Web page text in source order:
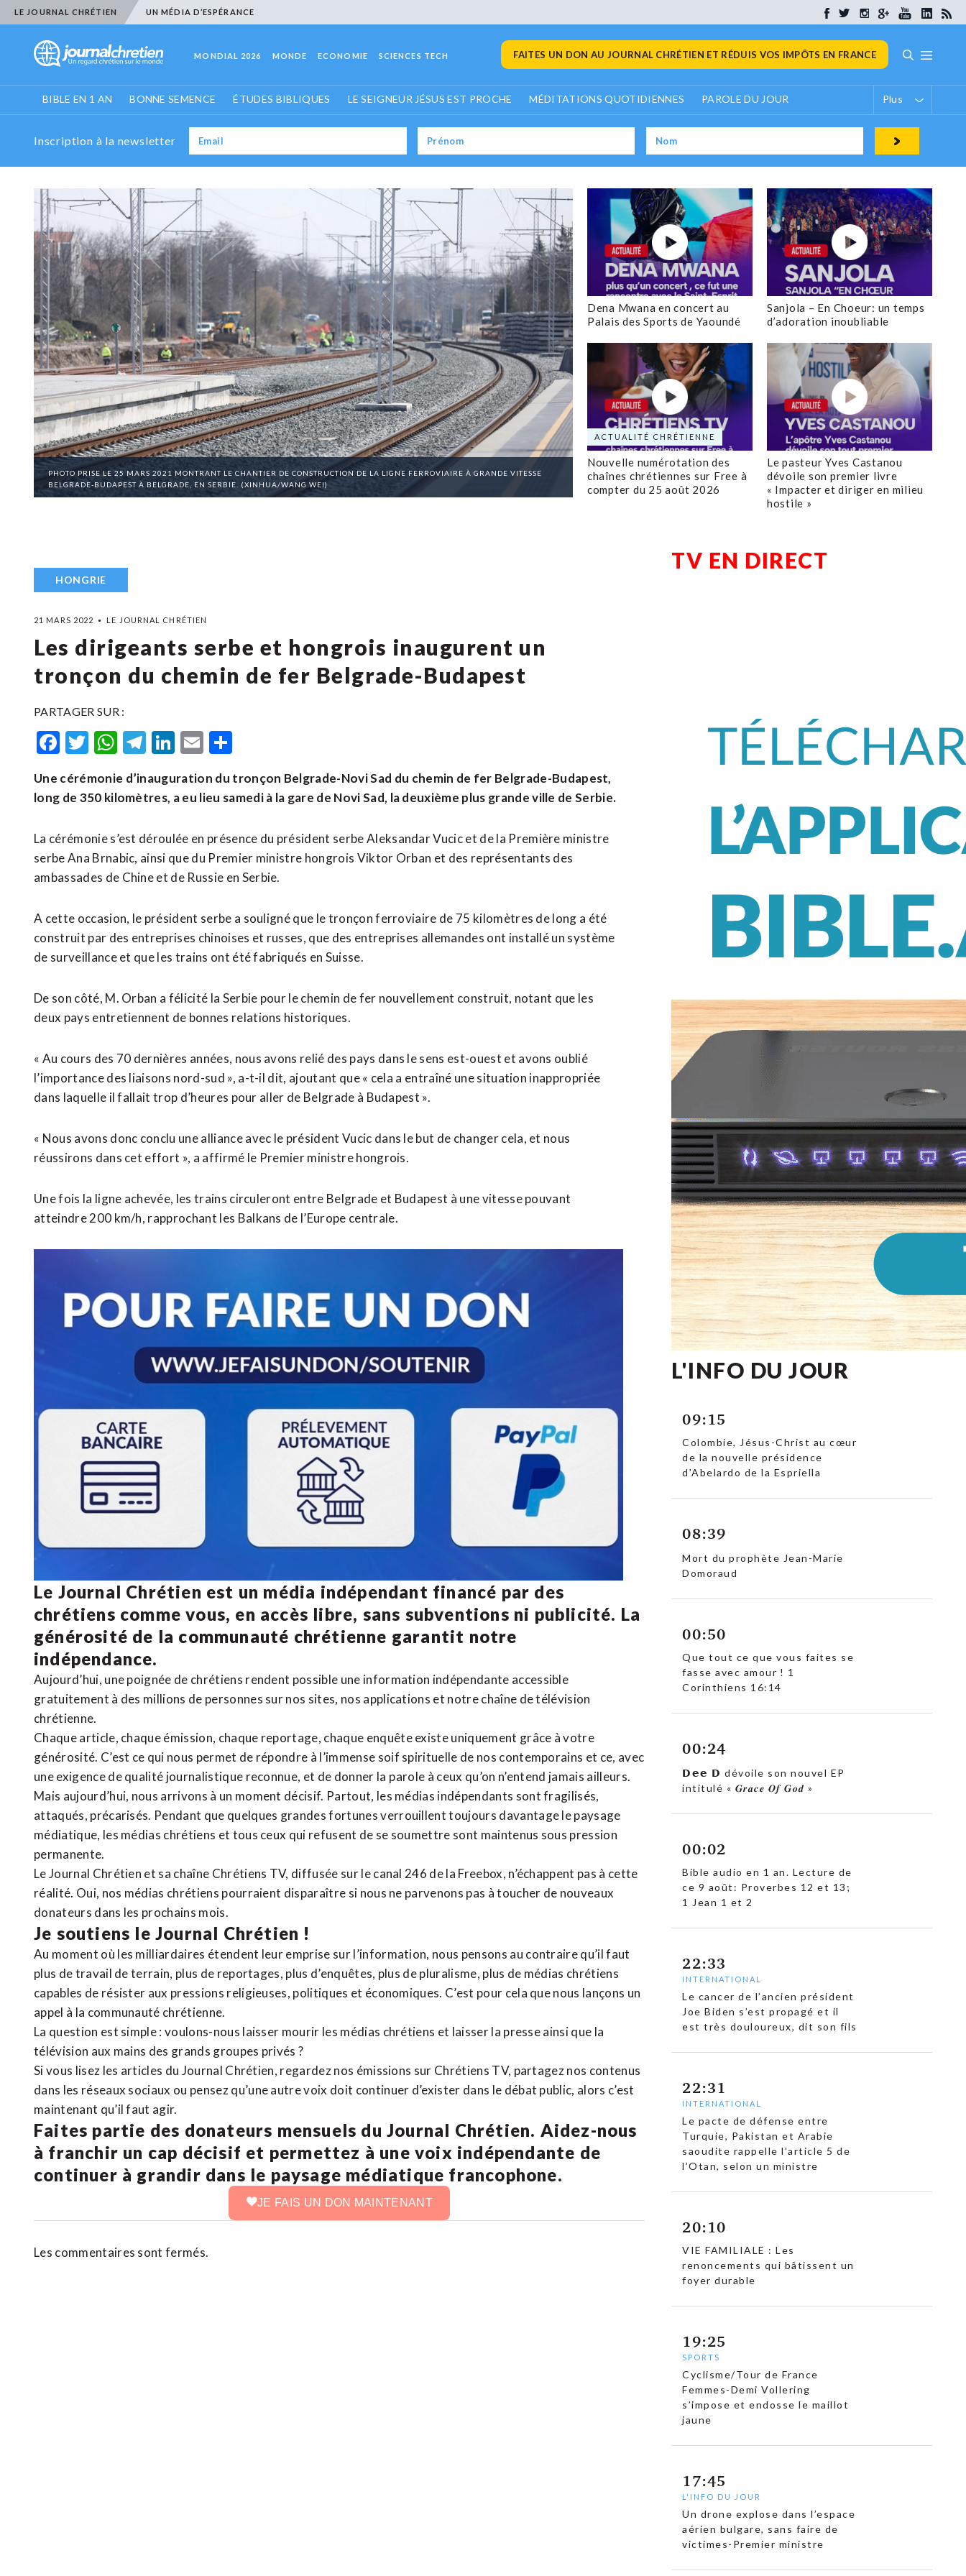
LE JOURNAL CHRÉTIEN UN MÉDIA D’ESPÉRANCE
MONDIAL 2026 MONDE ECONOMIE SCIENCES TECH FAITES UN DON AU JOURNAL CHRÉTIEN ET RÉDUIS VOS IMPÔTS EN FRANCE
BIBLE EN 1 AN BONNE SEMENCE ÉTUDES BIBLIQUES LE SEIGNEUR JÉSUS EST PROCHE MÉDITATIONS QUOTIDIENNES PAROLE DU JOUR Plus
Inscription à la newsletter
PHOTO PRISE LE 25 MARS 2021 MONTRANT LE CHANTIER DE CONSTRUCTION DE LA LIGNE FERROVIAIRE À GRANDE VITESSE
BELGRADE-BUDAPEST À BELGRADE, EN SERBIE. (XINHUA/WANG WEI)
Dena Mwana en concert au
Palais des Sports de Yaoundé
Sanjola – En Choeur: un temps
d’adoration inoubliable
ACTUALITÉ CHRÉTIENNE
Nouvelle numérotation des
chaînes chrétiennes sur Free à
compter du 25 août 2026
Le pasteur Yves Castanou
dévoile son premier livre
« Impacter et diriger en milieu
hostile »
HONGRIE
21 MARS 2022 LE JOURNAL CHRÉTIEN
Les dirigeants serbe et hongrois inaugurent un
tronçon du chemin de fer Belgrade-Budapest
PARTAGER SUR :
Facebook
Twitter
WhatsApp
Telegram
LinkedIn
Email
Une cérémonie d’inauguration du tronçon Belgrade-Novi Sad du chemin de fer Belgrade-Budapest,
long de 350 kilomètres, a eu lieu samedi à la gare de Novi Sad, la deuxième plus grande ville de Serbie.
La cérémonie s’est déroulée en présence du président serbe Aleksandar Vucic et de la Première ministre
serbe Ana Brnabic, ainsi que du Premier ministre hongrois Viktor Orban et des représentants des
ambassades de Chine et de Russie en Serbie.
A cette occasion, le président serbe a souligné que le tronçon ferroviaire de 75 kilomètres de long a été
construit par des entreprises chinoises et russes, que des entreprises allemandes ont installé un système
de surveillance et que les trains ont été fabriqués en Suisse.
De son côté, M. Orban a félicité la Serbie pour le chemin de fer nouvellement construit, notant que les
deux pays entretiennent de bonnes relations historiques.
« Au cours des 70 dernières années, nous avons relié des pays dans le sens est-ouest et avons oublié
l’importance des liaisons nord-sud », a-t-il dit, ajoutant que « cela a entraîné une situation inappropriée
dans laquelle il fallait trop d’heures pour aller de Belgrade à Budapest ».
« Nous avons donc conclu une alliance avec le président Vucic dans le but de changer cela, et nous
réussirons dans cet effort », a affirmé le Premier ministre hongrois.
Une fois la ligne achevée, les trains circuleront entre Belgrade et Budapest à une vitesse pouvant
atteindre 200 km/h, rapprochant les Balkans de l’Europe centrale.
Le Journal Chrétien est un média indépendant financé par des
chrétiens comme vous, en accès libre, sans subventions ni publicité. La
générosité de la communauté chrétienne garantit notre
indépendance.
Aujourd’hui, une poignée de chrétiens rendent possible une information indépendante accessible
gratuitement à des millions de personnes sur nos sites, nos applications et notrechaîne de télévision
chrétienne.
Chaque article, chaque émission, chaque reportage, chaque enquête existe uniquement grâce à votre
générosité. C’est ce qui nous permet de répondre à l’immense soif spirituelle de nos contemporains et ce, avec
une exigence de qualité journalistique reconnue, et de donner la parole à ceux qu’on n’entend jamais ailleurs.
Mais aujourd’hui, nous arrivons à un moment décisif. Partout, les médias indépendants sont fragilisés,
attaqués, précarisés. Pendant que quelques grandes fortunes verrouillent toujours davantage le paysage
médiatique, les médias chrétiens et tous ceux qui refusent de se soumettre sont maintenus sous pression
permanente.
Le Journal Chrétien et sa chaîne Chrétiens TV, diffusée sur le canal 246 de la Freebox, n’échappent pas à cette
réalité. Oui, nos médias chrétiens pourraient disparaître si nous ne parvenons pas à toucher de nouveaux
donateurs dans les prochains mois.
Je soutiens le Journal Chrétien !
Au moment où les milliardaires étendent leur emprise sur l’information, nous pensons au contraire qu’il faut
plus de travail de terrain, plus de reportages, plus d’enquêtes, plus de pluralisme, plus de médias chrétiens
capables de résister aux pressions religieuses, politiques et économiques. C’est pour cela que nous lançons un
appel à la communauté chrétienne.
La question est simple : voulons-nous laisser mourir les médias chrétiens et laisser la presse ainsi que la
télévision aux mains des grands groupes privés ?
Si vous lisez les articles du Journal Chrétien, regardez nos émissions sur Chrétiens TV, partagez nos contenus
dans les réseaux sociaux ou pensez qu’une autre voix doit continuer d’exister dans le débat public, alors c’est
maintenant qu’il faut agir.
Faites partie des donateurs mensuels du Journal Chrétien. Aidez-nous
à franchir un cap décisif et permettez à une voix indépendante de
continuer à grandir dans le paysage médiatique francophone.
JE FAIS UN DON MAINTENANT
Les commentaires sont fermés.
TV EN DIRECT
L'INFO DU JOUR
09:15
Colombie, Jésus-Christ au cœur
de la nouvelle présidence
d’Abelardo de la Espriella
08:39
Mort du prophète Jean-Marie
Domoraud
00:50
Que tout ce que vous faites se
fasse avec amour ! 1
Corinthiens 16:14
00:24
𝗗𝗲𝗲 𝗗 dévoile son nouvel EP
intitulé « 𝑮𝒓𝒂𝒄𝒆 𝑶𝒇 𝑮𝒐𝒅 »
00:02
Bible audio en 1 an. Lecture de
ce 9 août: Proverbes 12 et 13;
1 Jean 1 et 2
22:33
INTERNATIONAL
Le cancer de l’ancien président
Joe Biden s’est propagé et il
est très douloureux, dit son fils
22:31
INTERNATIONAL
Le pacte de défense entre
Turquie, Pakistan et Arabie
saoudite rappelle l’article 5 de
l’Otan, selon un ministre
20:10
VIE FAMILIALE : Les
renoncements qui bâtissent un
foyer durable
19:25
SPORTS
Cyclisme/Tour de France
Femmes-Demi Vollering
s’impose et endosse le maillot
jaune
17:45
L'INFO DU JOUR
Un drone explose dans l’espace
aérien bulgare, sans faire de
victimes-Premier ministre